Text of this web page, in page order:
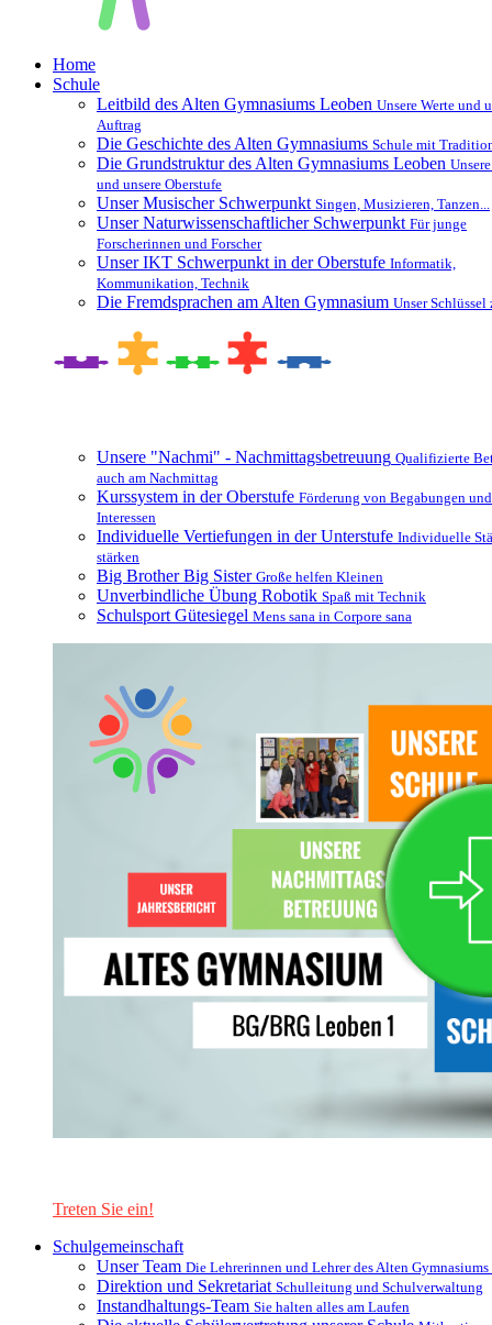
Home
Schule
Leitbild des Alten Gymnasiums Leoben Unsere Werte und
Auftrag
Die Geschichte des Alten Gymnasiums Schule mit
Die Grundstruktur des Alten Gymnasiums Leoben
und unsere Oberstufe
Unser Musischer Schwerpunkt Singen, Musizieren, Tanzen...
Unser Naturwissenschaftlicher Schwerpunkt Für junge
Forscherinnen und Forscher
Unser IKT Schwerpunkt in der Oberstufe Informatik,
Kommunikation, Technik
Die Fremdsprachen am Alten Gymnasium Unser Schlüssel
Unsere "Nachmi" - Nachmittagsbetreuung Qualifizierte
auch am Nachmittag
Kurssystem in der Oberstufe Förderung von Begabungen und
Interessen
Individuelle Vertiefungen in der Unterstufe Individuelle
stärken
Big Brother Big Sister Große helfen Kleinen
Unverbindliche Übung Robotik Spaß mit Technik
Schulsport Gütesiegel Mens sana in Corpore sana
Treten Sie ein!
Schulgemeinschaft
Unser Team Die Lehrerinnen und Lehrer des Alten
Direktion und Sekretariat Schulleitung und Schulverwaltung
Instandhaltungs-Team Sie halten alles am Laufen